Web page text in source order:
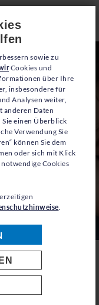
sowie zu
Cookies und
über Ihre
insbesondere für
Analysen weiter,
anderen Daten
Sie einen Überblick
Verwendung Sie
können Sie dem
oder sich mit Klick
Cookies
.
SPENDEN